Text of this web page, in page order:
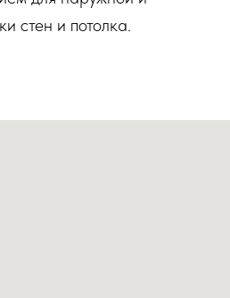
стен и потолка.